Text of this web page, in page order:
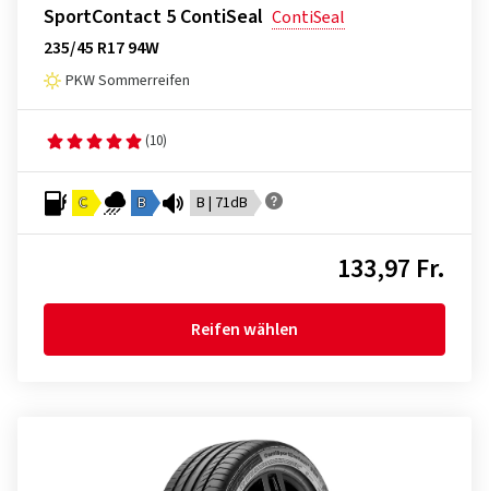
SportContact 5 ContiSeal ContiSeal
235/45 R17 94W
PKW Sommerreifen
(10)
C B B | 71dB
133,97 Fr.
Reifen wählen